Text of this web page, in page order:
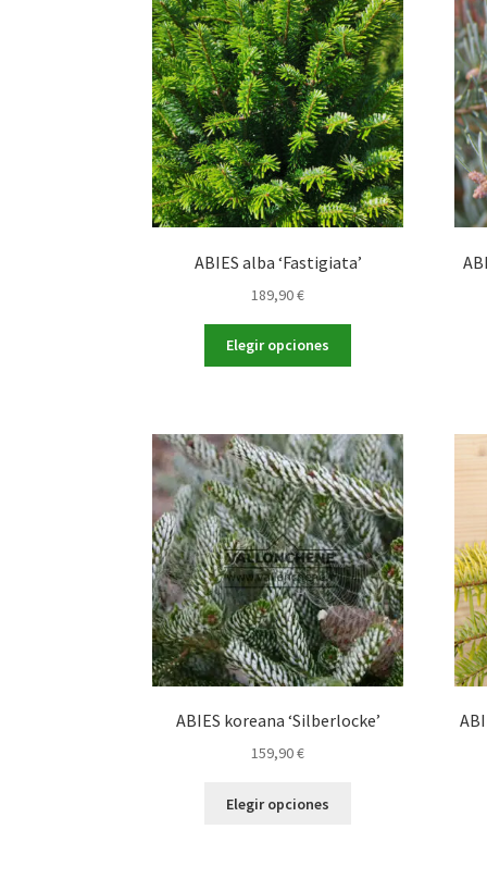
ABIES alba ‘Fastigiata’
189,90€
Elegir opciones
variantes.
Las
opciones
se
pueden
elegir
en
la
página
de
producto
ABIES koreana ‘Silberlocke’
159,90€
Elegir opciones